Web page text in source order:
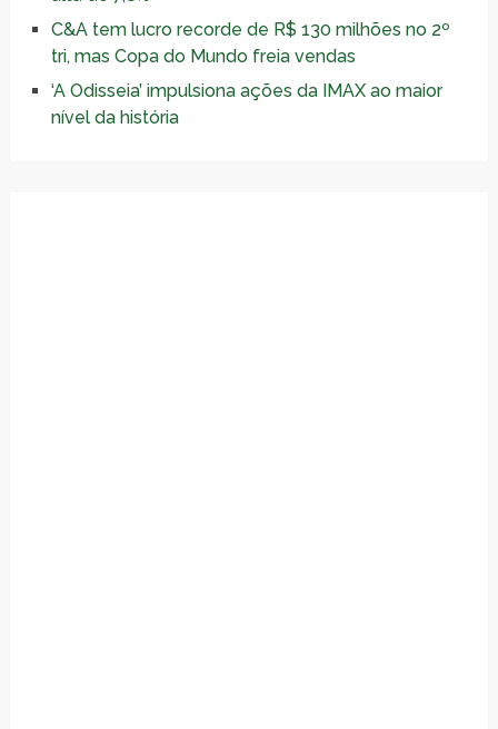
C&A tem lucro recorde de R$ 130 milhões no 2º
tri, mas Copa do Mundo freia vendas
‘A Odisseia’ impulsiona ações da IMAX ao maior
nível da história